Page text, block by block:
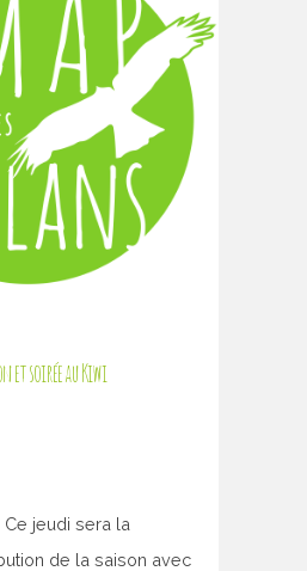
et soirée au Kiwi
jeudi sera la
de la saison avec